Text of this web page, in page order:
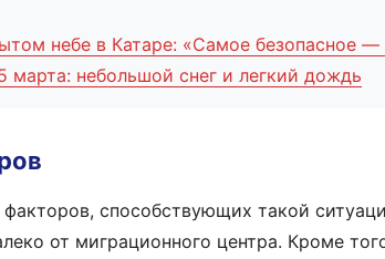
небе в Катаре: «Самое безопасное —
марта: небольшой снег и легкий дождь
способствующих такой
от миграционного центра. Кроме